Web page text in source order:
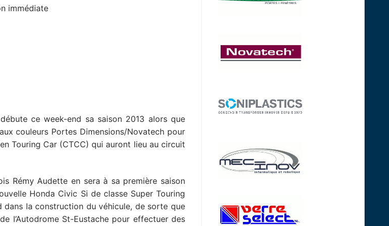
ce week-end sa saison 2013 alors que
couleurs Portes Dimensions/Novatech pour
Touring Car (CTCC) qui auront lieu au circuit
Rémy Audette en sera à sa première saison
Honda Civic Si de classe Super Touring
la construction du véhicule, de sorte que
l’Autodrome St-Eustache pour effectuer des